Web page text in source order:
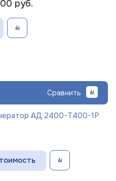
руб.
Сравнить
АД 2400-Т400-1Р